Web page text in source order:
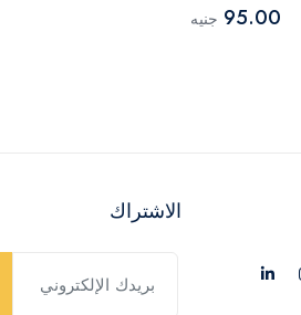
95.00 جنيه
الاشتراك